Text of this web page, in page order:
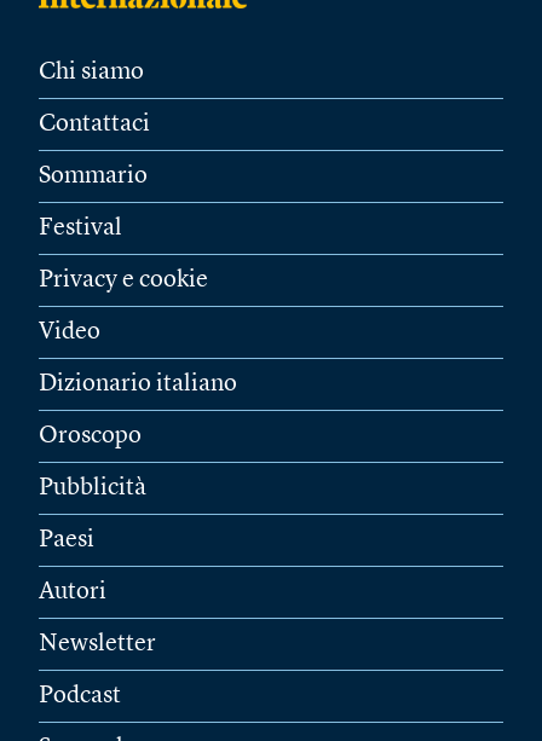
Chi siamo
Contattaci
Sommario
Festival
Privacy e cookie
Video
Dizionario italiano
Oroscopo
Pubblicità
Paesi
Autori
Newsletter
Podcast